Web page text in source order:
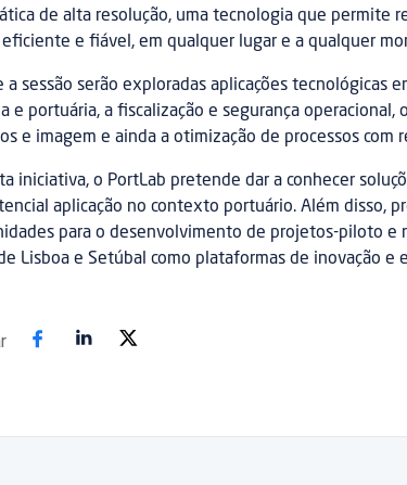
de alta resolução, uma tecnologia que permite
eficiente e fiável, em qualquer lugar e a qualquer
a sessão serão exploradas aplicações tecnológicas
e portuária, a fiscalização e segurança operacional,
e imagem e ainda a otimização de processos com
iniciativa, o PortLab pretende dar a conhecer
aplicação no contexto portuário. Além disso,
para o desenvolvimento de projetos-piloto e
Lisboa e Setúbal como plataformas de inovação e